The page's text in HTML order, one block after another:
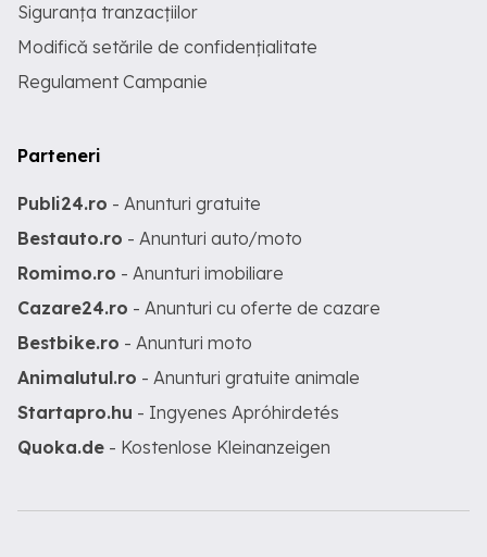
Siguranța tranzacțiilor
Modifică setările de confidențialitate
Regulament Campanie
Parteneri
Publi24.ro - Anunturi gratuite
Bestauto.ro - Anunturi auto/moto
Romimo.ro - Anunturi imobiliare
Cazare24.ro - Anunturi cu oferte de cazare
Bestbike.ro - Anunturi moto
Animalutul.ro - Anunturi gratuite animale
Startapro.hu - Ingyenes Apróhirdetés
Quoka.de - Kostenlose Kleinanzeigen